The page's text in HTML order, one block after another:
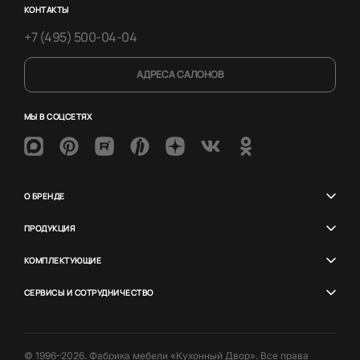
КОНТАКТЫ
+7 (495) 500-04-04
АДРЕСА САЛОНОВ
МЫ В СОЦСЕТЯХ
О БРЕНДЕ
ПРОДУКЦИЯ
КОМПЛЕКТУЮЩИЕ
СЕРВИСЫ И СОТРУДНИЧЕСТВО
© 1996–2026. Фабрика мебели «Кухонный Двор». Все права